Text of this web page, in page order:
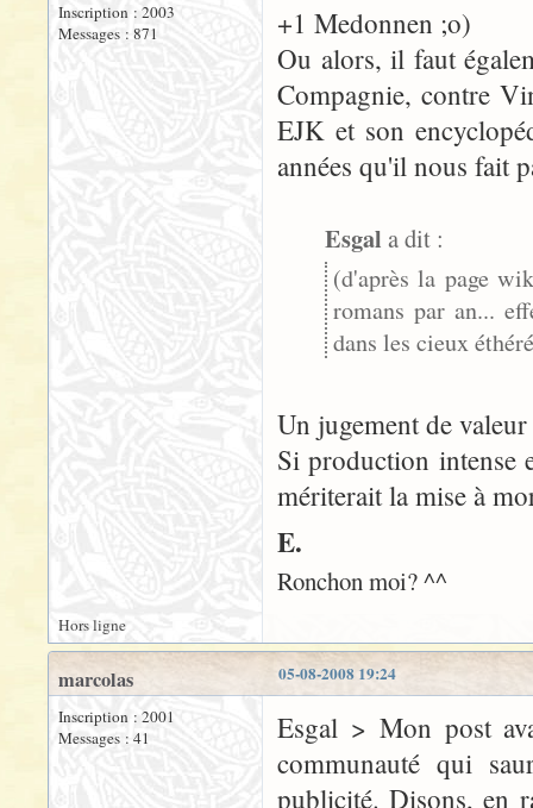
Inscription : 2003
Messages : 871
+1 Medonnen ;o)
Ou alors, il faut
Compagnie, contre
EJK et son
années qu'il nous fait
Esgal a dit :
(d'après la page
romans par an...
dans les cieux
Un jugement de
Si production intense
mériterait la mise à
E.
Ronchon moi? ^^
Hors ligne
05-08-2008 19:24
marcolas
Inscription : 2001
Messages : 41
Esgal > Mon post
communauté qui
publicité. Disons, en